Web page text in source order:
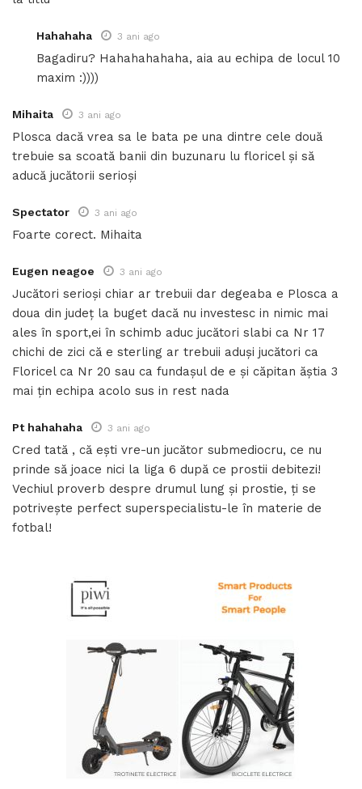
Hahahaha 3 ani ago
Bagadiru? Hahahahahaha, aia au echipa de locul 10
maxim :))))
Mihaita 3 ani ago
Plosca dacă vrea sa le bata pe una dintre cele două
trebuie sa scoată banii din buzunaru lu floricel și să
aducă jucătorii serioși
Spectator 3 ani ago
Foarte corect. Mihaita
Eugen neagoe 3 ani ago
Jucători serioși chiar ar trebuii dar degeaba e Plosca a
doua din județ la buget dacă nu investesc in nimic mai
ales în sport,ei în schimb aduc jucători slabi ca Nr 17
chichi de zici că e sterling ar trebuii aduși jucători ca
Floricel ca Nr 20 sau ca fundașul de e și căpitan ăștia 3
mai țin echipa acolo sus in rest nada
Pt hahahaha 3 ani ago
Cred tată , că ești vre-un jucător submediocru, ce nu
prinde să joace nici la liga 6 după ce prostii debitezi!
Vechiul proverb despre drumul lung și prostie, ți se
potrivește perfect superspecialistu-le în materie de
fotbal!